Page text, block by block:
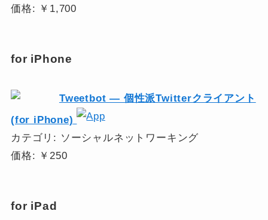
価格: ￥1,700
for iPhone
Tweetbot ― 個性派Twitterクライアント
(for iPhone)
カテゴリ: ソーシャルネットワーキング
価格: ￥250
for iPad